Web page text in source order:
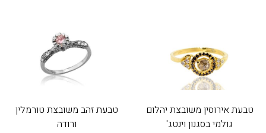
טבעת אירוסין משובצת יהלום
גולמי בסגנון וינטג'
טבעת זהב משובצת טורמלין
ורודה